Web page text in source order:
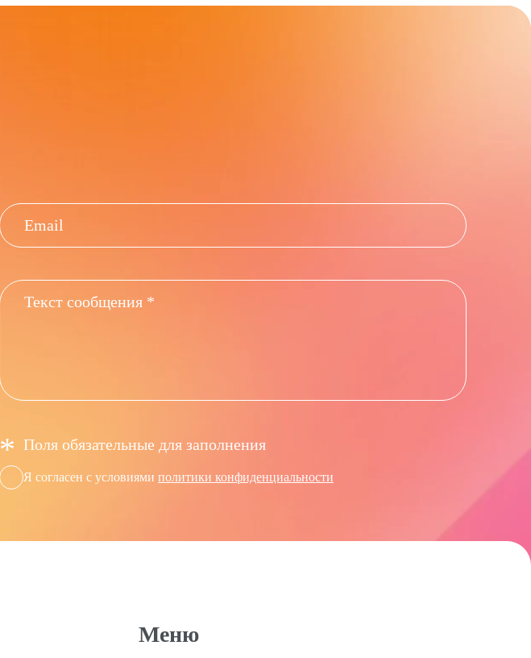
* Поля обязательные для заполнения
Я согласен с условиями политики конфиденциальности
Меню